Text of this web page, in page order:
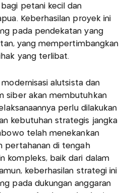
petani kecil dan
Keberhasilan proyek ini
pada pendekatan yang
yang mempertimbangkan
yang terlibat.
alutsista dan
siber akan membutuhkan
perlu dilakukan
kebutuhan strategis jangka
telah menekankan
pertahanan di tengah
kompleks, baik dari dalam
keberhasilan strategi ini
pada dukungan anggaran